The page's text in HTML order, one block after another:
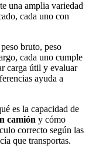
una amplia variedad
cada uno con
bruto, peso
cada uno cumple
carga útil y evaluar
ayuda a
es la capacidad de
camión y cómo
correcto según las
que transportas.